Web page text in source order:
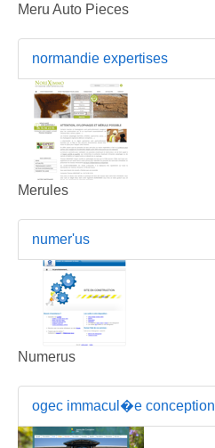
Meru Auto Pieces
normandie expertises
Merules
numer'us
Numerus
ogec immacul�e conception